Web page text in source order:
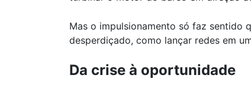
Mas o impulsionamento só faz sentido
desperdiçado, como lançar redes em
Da crise à oportunidade